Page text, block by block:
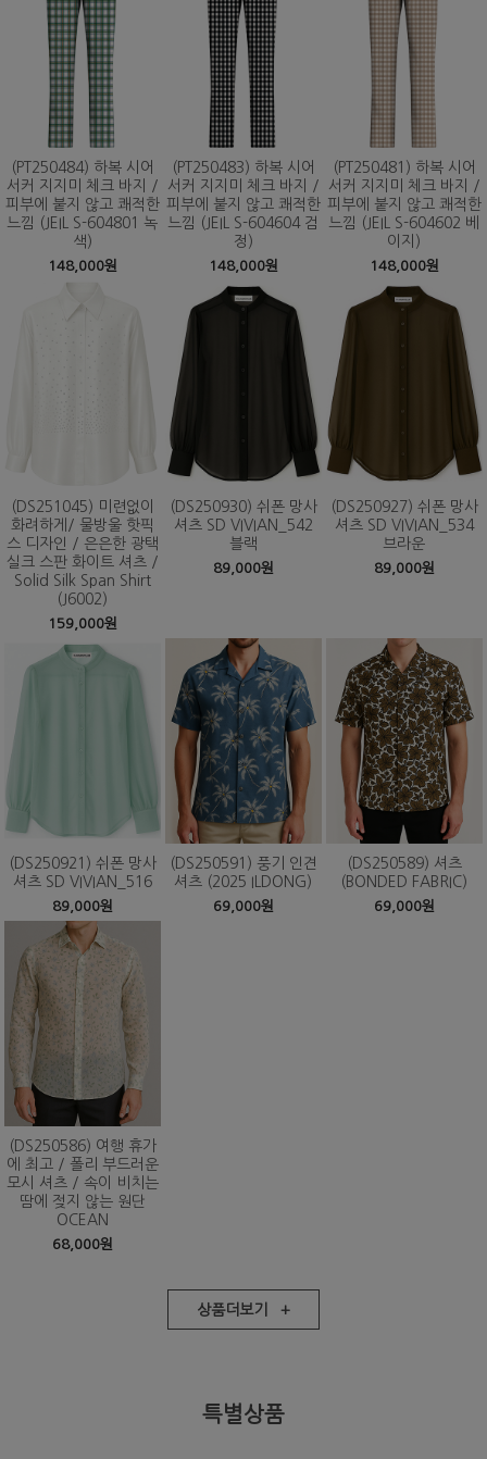
(PT250484) 하복 시어
서커 지지미 체크 바지 /
피부에 붙지 않고 쾌적한
느낌 (JEIL S-604801 녹
색)
148,000원
(PT250483) 하복 시어
서커 지지미 체크 바지 /
피부에 붙지 않고 쾌적한
느낌 (JEIL S-604604 검
정)
148,000원
(PT250481) 하복 시어
서커 지지미 체크 바지 /
피부에 붙지 않고 쾌적한
느낌 (JEIL S-604602 베
이지)
148,000원
(DS251045) 미련없이
화려하게/ 물방울 핫픽
스 디자인 / 은은한 광택
실크 스판 화이트 셔츠 /
Solid Silk Span Shirt
(J6002)
159,000원
(DS250930) 쉬폰 망사
셔츠 SD VIVIAN_542
블랙
89,000원
(DS250927) 쉬폰 망사
셔츠 SD VIVIAN_534
브라운
89,000원
(DS250921) 쉬폰 망사
셔츠 SD VIVIAN_516
89,000원
(DS250591) 풍기 인견
셔츠 (2025 ILDONG)
69,000원
(DS250589) 셔츠
(BONDED FABRIC)
69,000원
(DS250586) 여행 휴가
에 최고 / 폴리 부드러운
모시 셔츠 / 속이 비치는
땀에 젖지 않는 원단
OCEAN
68,000원
상품더보기 +
특별상품